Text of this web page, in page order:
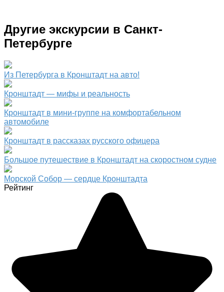
Другие экскурсии в Санкт-
Петербурге
Из Петербурга в Кронштадт на авто!
Кронштадт — мифы и реальность
Кронштадт в мини-группе на комфортабельном
автомобиле
Кронштадт в рассказах русского офицера
Большое путешествие в Кронштадт на скоростном судне
Морской Собор — сердце Кронштадта
Рейтинг